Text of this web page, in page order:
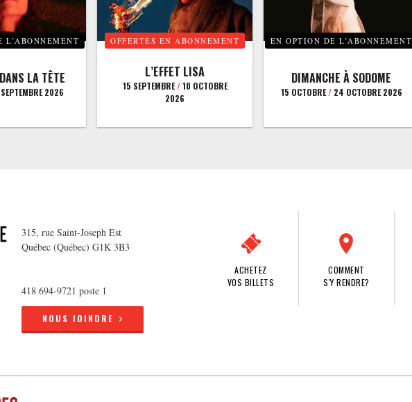
L’ABONNEMENT
LA TÊTE
2026
OFFERTES EN ABONNEMENT
L’EFFET LISA
15 SEPTEMBRE/10 OCTOBRE
2026
EN OPTION DE L’ABONNEMENT
DIMANCHE À SODOME
15 OCTOBRE/24 OCTOBRE 2026
315, rue Saint-Joseph Est
Québec (Québec) G1K 3B3
418 694-9721 poste 1
NOUS JOINDRE
ACHETEZ
VOS BILLETS
COMMENT
S'Y RENDRE?